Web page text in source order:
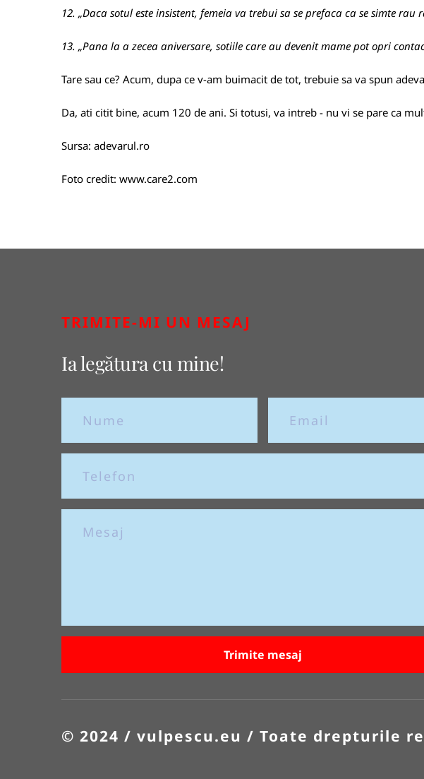
12. „Daca sotul este insistent, femeia va trebui sa se prefaca ca se simte rau
13. „Pana la a zecea aniversare, sotiile care au devenit mame pot opri
Tare sau ce? Acum, dupa ce v-am buimacit de tot, trebuie sa va spun
Da, ati citit bine, acum 120 de ani. Si totusi, va intreb - nu vi se pare ca
Sursa: adevarul.ro
Foto credit: www.care2.com
TRIMITE-MI UN MESAJ
Ia legătura cu mine!
Trimite mesaj
© 2024 / vulpescu.eu / Toate drepturile